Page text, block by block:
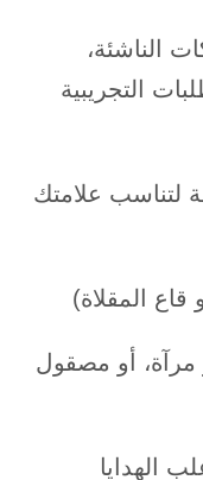
الناشئة،
التجريبية
لتناسب علامتك
المقلاة)
أو مصقول
الهدايا